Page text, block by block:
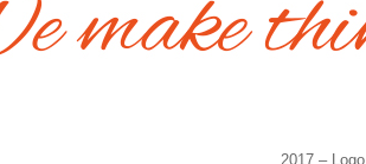
2017 – Logo